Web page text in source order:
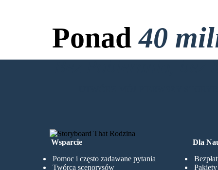
Ponad40
Bez Pobierania, bez
Wsparcie
Pomoc i często zadawane pytania
Twórca scenorysów
Dla